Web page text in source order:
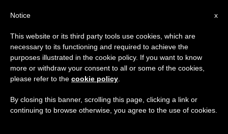
GIORNO
Dicembre 10th, 2011
ULTIME NOTIZIE
x
Notice
This website or its third party tools use cookies, which are
necessary to its functioning and required to achieve the
purposes illustrated in the cookie policy. If you want to know
more or withdraw your consent to all or some of the cookies,
please refer to the cookie policy
By closing this banner, scrolling this page, clicking a link or
continuing to browse otherwise, you agree to the use of cookies.